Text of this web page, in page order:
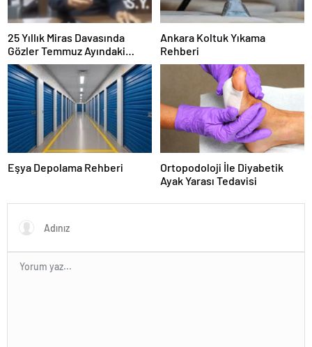
25 Yıllık Miras Davasında
Gözler Temmuz Ayındaki
Karar Duruşmasına Çevrildi
Ankara Koltuk Yıkama
Rehberi
Eşya Depolama Rehberi
Ortopodoloji İle Diyabetik
Ayak Yarası Tedavisi